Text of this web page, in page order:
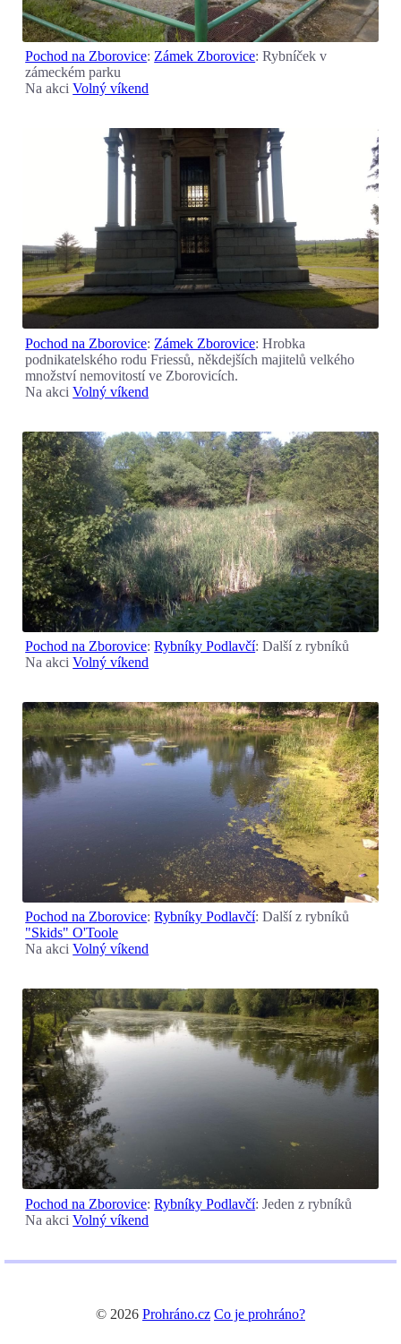
Pochod na Zborovice: Zámek Zborovice: Rybníček v
zámeckém parku
Na akciVolný víkend
Pochod na Zborovice: Zámek Zborovice: Hrobka
podnikatelského rodu Friessů, někdejších majitelů velkého
množství nemovitostí ve Zborovicích.
Na akciVolný víkend
Pochod na Zborovice:Rybníky Podlavčí: Další z rybníků
Na akciVolný víkend
Pochod na Zborovice:Rybníky Podlavčí: Další z rybníků
"Skids" O'Toole
Na akciVolný víkend
Pochod na Zborovice:Rybníky Podlavčí: Jeden z rybníků
Na akciVolný víkend
© 2026 Prohráno.cz Co je prohráno?